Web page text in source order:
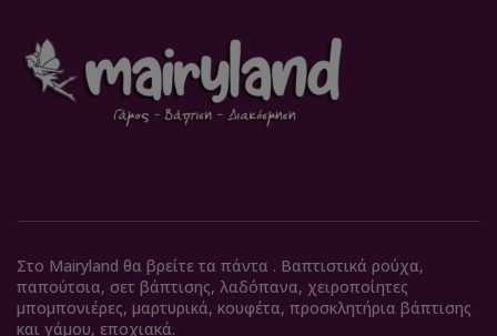
Στο Mairyland θα βρείτε τα πάντα . Βαπτιστικά ρούχα,
παπούτσια, σετ βάπτισης, λαδόπανα, χειροποίητες
μπομπονιέρες, μαρτυρικά, κουφέτα, προσκλητήρια βάπτισης
και γάμου, εποχιακά.